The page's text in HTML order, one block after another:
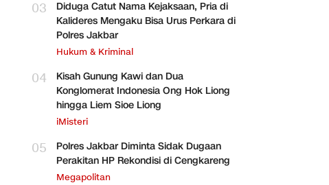
03
Diduga Catut Nama Kejaksaan, Pria di
Kalideres Mengaku Bisa Urus Perkara di
Polres Jakbar
Hukum & Kriminal
04
Kisah Gunung Kawi dan Dua
Konglomerat Indonesia Ong Hok Liong
hingga Liem Sioe Liong
iMisteri
05
Polres Jakbar Diminta Sidak Dugaan
Perakitan HP Rekondisi di Cengkareng
Megapolitan